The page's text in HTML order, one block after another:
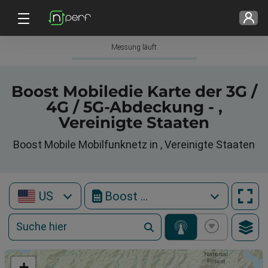
Messung läuft
Boost Mobiledie Karte der 3G /
4G / 5G-Abdeckung - ,
Vereinigte Staaten
Boost Mobile Mobilfunknetz in , Vereinigte Staaten
US Boost Mobile